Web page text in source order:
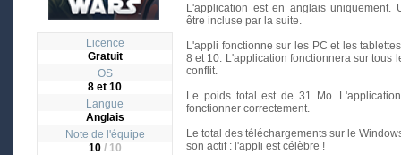
Licence
Gratuit
OS
8 et 10
Langue
Anglais
Note de l'équipe
10 / 10
L'application est en anglais uniquement.
être incluse par la suite.
L'appli fonctionne sur les PC et les
8 et 10. L'application fonctionnera sur tous
conflit.
Le poids total est de 31 Mo.
fonctionner correctement.
Le total des téléchargements sur le
son actif : l'appli est célèbre !